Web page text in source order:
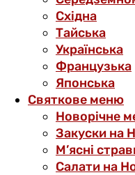
Східна
Тайська
Українська
Французька
Японська
Святкове меню
Новорічне
Закуски на
М’ясні
Салати на